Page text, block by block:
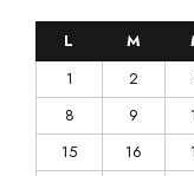
L M
1
2
8
9
15
16